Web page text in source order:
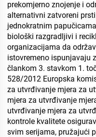
prekomjerno znojenje i
alternativni zatvoreni
jednokratnim
biološki razgradljivi i
organizacijama da
istovremeno ispunjavaju
člankom 3. stavkom 1.
528/2012 Europska
za utvrđivanje mjera za
mjera za utvrđivanje
utvrđivanje mjera za
kontrole kvalitete
svim serijama, pružajući